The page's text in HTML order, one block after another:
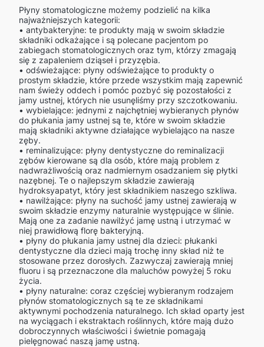
Płyny stomatologiczne możemy podzielić na kilka
najważniejszych kategorii:
• antybakteryjne: te produkty mają w swoim składzie
składniki odkażające i są polecane pacjentom po
zabiegach stomatologicznych oraz tym, którzy zmagają
się z zapaleniem dziąseł i przyzębia.
• odświeżające: płyny odświeżające to produkty o
prostym składzie, które przede wszystkim mają zapewnić
nam świeży oddech i pomóc pozbyć się pozostałości z
jamy ustnej, których nie usunęliśmy przy szczotkowaniu.
• wybielające: jednymi z najchętniej wybieranych płynów
do płukania jamy ustnej są te, które w swoim składzie
mają składniki aktywne działające wybielająco na nasze
zęby.
• reminalizujące: płyny dentystyczne do reminalizacji
zębów kierowane są dla osób, które mają problem z
nadwrażliwością oraz nadmiernym osadzaniem się płytki
nazębnej. Te o najlepszym składzie zawierają
hydroksyapatyt, który jest składnikiem naszego szkliwa.
• nawilżające: płyny na suchość jamy ustnej zawierają w
swoim składzie enzymy naturalnie występujące w ślinie.
Mają one za zadanie nawilżyć jamę ustną i utrzymać w
niej prawidłową florę bakteryjną.
• płyny do płukania jamy ustnej dla dzieci: płukanki
dentystyczne dla dzieci mają trochę inny skład niż te
stosowane przez dorosłych. Zazwyczaj zawierają mniej
fluoru i są przeznaczone dla maluchów powyżej 5 roku
życia.
• płyny naturalne: coraz częściej wybieranym rodzajem
płynów stomatologicznych są te ze składnikami
aktywnymi pochodzenia naturalnego. Ich skład oparty jest
na wyciągach i ekstraktach roślinnych, które mają dużo
dobroczynnych właściwości i świetnie pomagają
pielęgnować naszą jamę ustną.